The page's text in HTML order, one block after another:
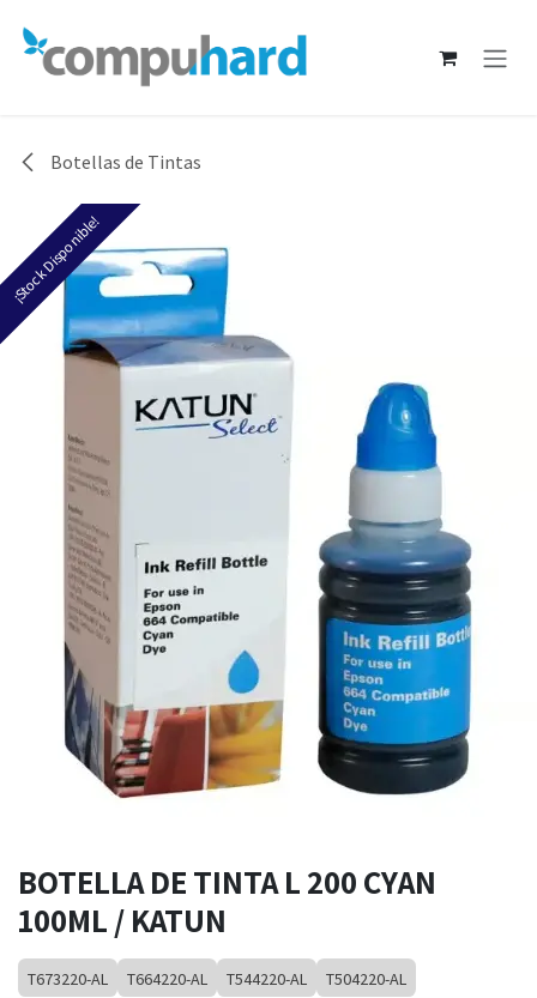
Botellas de Tintas
¡Stock Disponible!
BOTELLA DE TINTA L 200 CYAN
100ML / KATUN
T673220-AL T664220-AL T544220-AL T504220-AL